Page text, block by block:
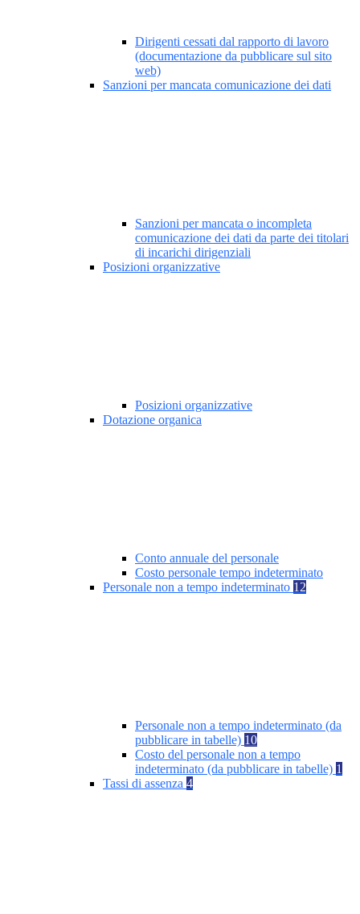
Dirigenti cessati dal rapporto di lavoro
(documentazione da pubblicare sul sito
web)
Sanzioni per mancata comunicazione dei dati
Sanzioni per mancata o incompleta
comunicazione dei dati da parte dei titolari
di incarichi dirigenziali
Posizioni organizzative
Posizioni organizzative
Dotazione organica
Conto annuale del personale
Costo personale tempo indeterminato
Personale non a tempo indeterminato 12
Personale non a tempo indeterminato (da
pubblicare in tabelle) 10
Costo del personale non a tempo
indeterminato (da pubblicare in tabelle) 1
Tassi di assenza 4